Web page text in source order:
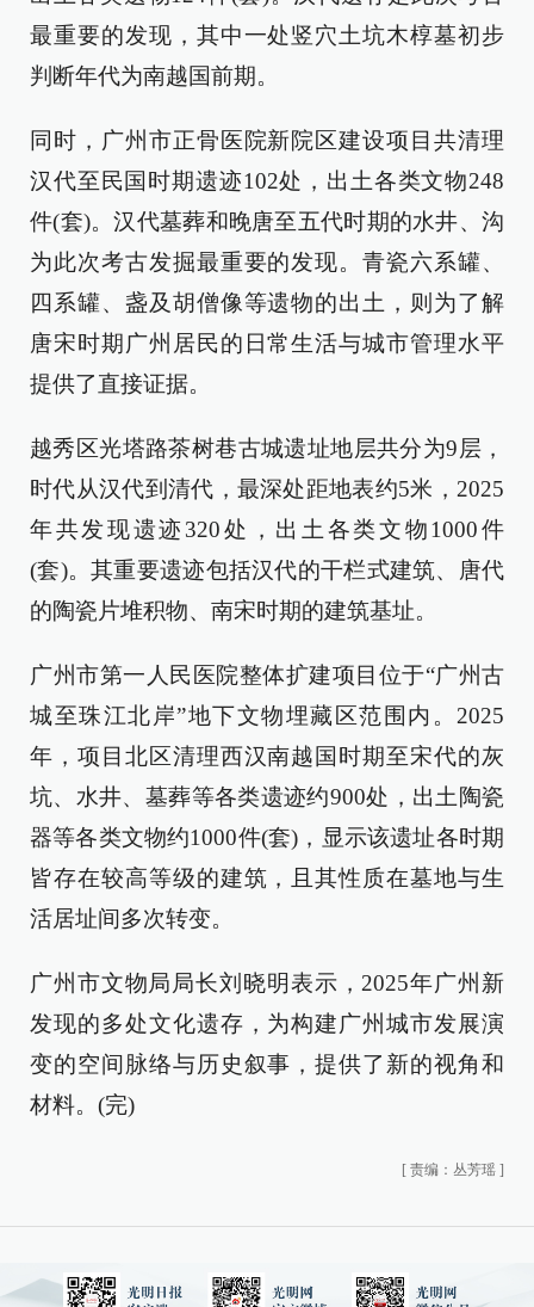
最重要的发现，其中一处竖穴土坑木椁墓初步
判断年代为南越国前期。
同时，广州市正骨医院新院区建设项目共清理
汉代至民国时期遗迹102处，出土各类文物248
件(套)。汉代墓葬和晚唐至五代时期的水井、沟
为此次考古发掘最重要的发现。青瓷六系罐、
四系罐、盏及胡僧像等遗物的出土，则为了解
唐宋时期广州居民的日常生活与城市管理水平
提供了直接证据。
越秀区光塔路茶树巷古城遗址地层共分为9层，
时代从汉代到清代，最深处距地表约5米，2025
年共发现遗迹320处，出土各类文物1000件
(套)。其重要遗迹包括汉代的干栏式建筑、唐代
的陶瓷片堆积物、南宋时期的建筑基址。
广州市第一人民医院整体扩建项目位于“广州古
城至珠江北岸”地下文物埋藏区范围内。2025
年，项目北区清理西汉南越国时期至宋代的灰
坑、水井、墓葬等各类遗迹约900处，出土陶瓷
器等各类文物约1000件(套)，显示该遗址各时期
皆存在较高等级的建筑，且其性质在墓地与生
活居址间多次转变。
广州市文物局局长刘晓明表示，2025年广州新
发现的多处文化遗存，为构建广州城市发展演
变的空间脉络与历史叙事，提供了新的视角和
材料。(完)
[ 责编：丛芳瑶 ]